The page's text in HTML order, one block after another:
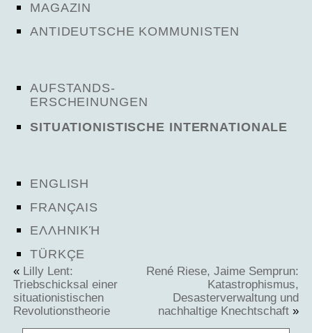
MAGAZIN
ANTIDEUTSCHE KOMMUNISTEN
AUFSTANDS-
ERSCHEINUNGEN
SITUATIONISTISCHE INTERNATIONALE
ENGLISH
FRANÇAIS
ΕΛΛΗΝΙΚΉ
TÜRKÇE
« Lilly Lent:
Triebschicksal einer
situationistischen
Revolutionstheorie
René Riese, Jaime Semprun:
Katastrophismus,
Desasterverwaltung und
nachhaltige Knechtschaft »